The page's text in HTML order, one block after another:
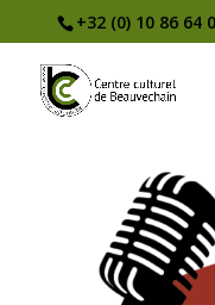
+32 (0) 10 86 64